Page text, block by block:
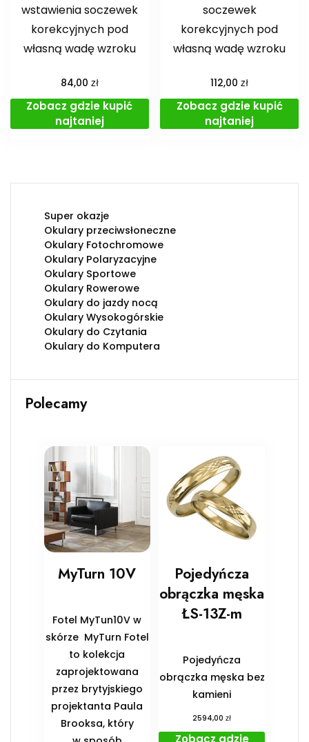
wstawienia soczewek
korekcyjnych pod
własną wadę wzroku
84,00 zł
Zobacz gdzie kupić
najtaniej
soczewek
korekcyjnych pod
własną wadę wzroku
112,00zł
Zobacz gdzie kupić
najtaniej
Super okazje
Okulary przeciwsłoneczne
Okulary Fotochromowe
Okulary Polaryzacyjne
Okulary Sportowe
Okulary Rowerowe
Okulary do jazdy nocą
Okulary Wysokogórskie
Okulary do Czytania
Okulary do Komputera
Polecamy
MyTurn 10V
Fotel MyTun10V w
skórze MyTurn Fotel
to kolekcja
zaprojektowana
przez brytyjskiego
projektanta Paula
Brooksa, który
Pojedyńcza
obrączka męska
ŁS-13Z-m
Pojedyńcza
obrączka męska bez
kamieni
2594,00zł